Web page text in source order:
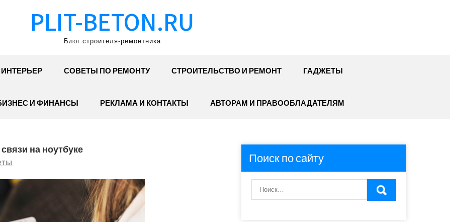
PLIT-BETON.RU
Блог строителя-ремонтника
ИНТЕРЬЕР СОВЕТЫ ПО РЕМОНТУ СТРОИТЕЛЬСТВО И РЕМОНТ ГАДЖЕТЫ
И ФИНАНСЫ РЕКЛАМА И КОНТАКТЫ АВТОРАМ И ПРАВООБЛАДАТЕЛЯМ
на ноутбуке
Поиск по сайту